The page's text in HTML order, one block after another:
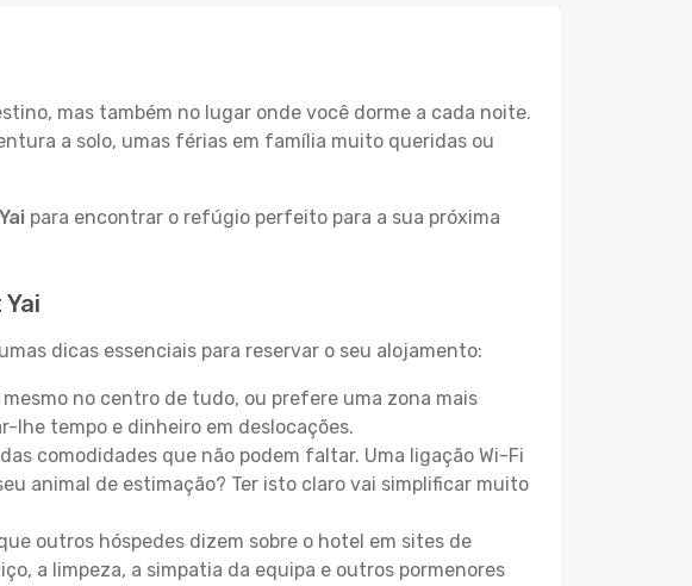
mas também no lugar onde você dorme a cada noite.
a solo, umas férias em família muito queridas ou
para encontrar o refúgio perfeito para a sua próxima
dicas essenciais para reservar o seu alojamento:
no centro de tudo, ou prefere uma zona mais
lhe tempo e dinheiro em deslocações.
comodidades que não podem faltar. Uma ligação Wi-Fi
animal de estimação? Ter isto claro vai simplificar muito
outros hóspedes dizem sobre o hotel em sites de
a limpeza, a simpatia da equipa e outros pormenores